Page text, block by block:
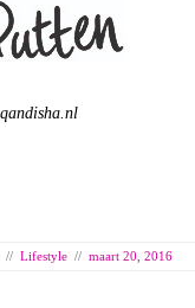
// Lifestyle // maart 20, 2016